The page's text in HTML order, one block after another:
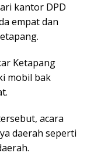
kantor DPD
empat dan
Ketapang
mobil bak
acara
daerah seperti